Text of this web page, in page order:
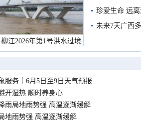
江2026年第1号洪水过境
在堤岸见证汛况
珍爱生命 远
未来7天广西
服务｜6月5日至9日天气预报
开湿热 顺时养身心
雨局地雨势强 高温逐渐缓解
地雨势强 高温逐渐缓解